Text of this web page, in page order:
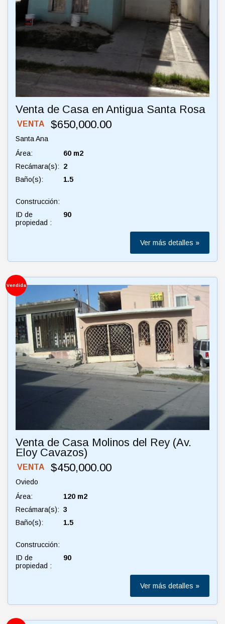
Venta de Casa en Antigua Santa Rosa
VENTA $650,000.00
Santa Ana
Área:
60 m2
Recámara(s):
2
Baño(s):
1.5
Construcción:
ID de
propiedad :
90
Ver más detalles »
Vendida
Venta de Casa Molinos del Rey (Av.
Eloy Cavazos)
VENTA $450,000.00
Oviedo
Área:
120 m2
Recámara(s): 3
Baño(s):
1.5
Construcción:
ID de
propiedad :
90
Ver más detalles »